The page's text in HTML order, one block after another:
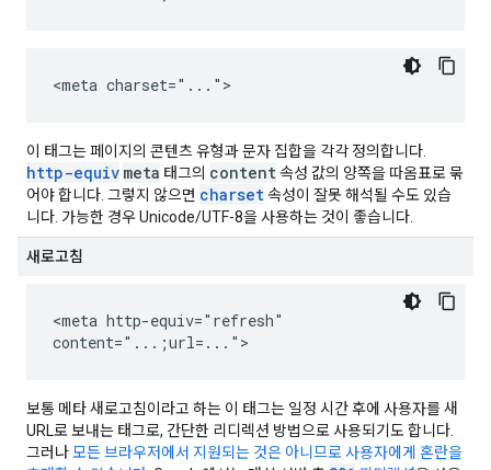
<meta charset="...">
이 태그는 페이지의 콘텐츠 유형과 문자 집합을 각각 정의합니다.
http-equiv meta 태그의 content속성 값의 양쪽을 따옴표로 묶
어야 합니다. 그렇지 않으면 charset속성이 잘못 해석될 수도 있습
니다. 가능한 경우 Unicode/UTF-8을 사용하는 것이 좋습니다.
새로고침
<meta http-equiv="refresh"
content="...;url=...">
보통 메타 새로고침이라고 하는 이 태그는 일정 시간 후에 사용자를 새
URL로 보내는 태그로, 간단한 리디렉션 방법으로 사용되기도 합니다.
그러나모든 브라우저에서 지원되는 것은 아니므로 사용자에게 혼란을